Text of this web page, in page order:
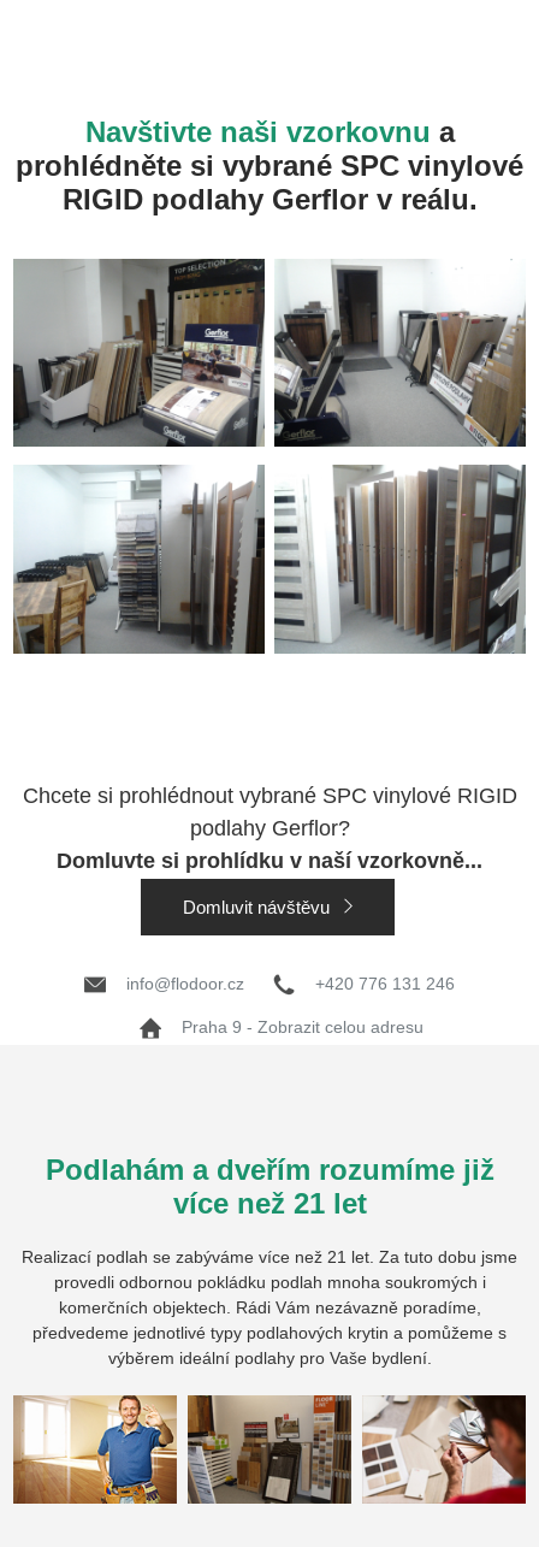
Navštivte naši vzorkovnu a
prohlédněte si vybrané SPC vinylové
RIGID podlahy Gerflor v reálu.
Chcete si prohlédnout vybrané SPC vinylové RIGID
podlahy Gerflor?
Domluvte si prohlídku v naší vzorkovně...
Domluvit návštěvu
info@flodoor.cz +420 776 131 246
Praha 9 - Zobrazit celou adresu
Podlahám a dveřím rozumíme již
více než 21 let
Realizací podlah se zabýváme více než 21 let. Za tuto dobu jsme
provedli odbornou pokládku podlah mnoha soukromých i
komerčních objektech. Rádi Vám nezávazně poradíme,
předvedeme jednotlivé typy podlahových krytin a pomůžeme s
výběrem ideální podlahy pro Vaše bydlení.